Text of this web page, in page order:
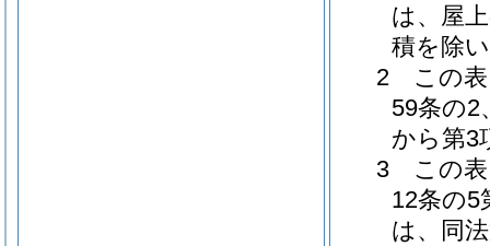
は、屋
積を除
2 この表
59条の2
から第3
3 この表
12条の5
は、同